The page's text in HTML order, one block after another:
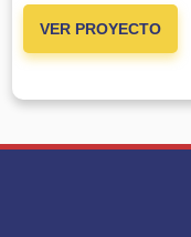
VER PROYECTO